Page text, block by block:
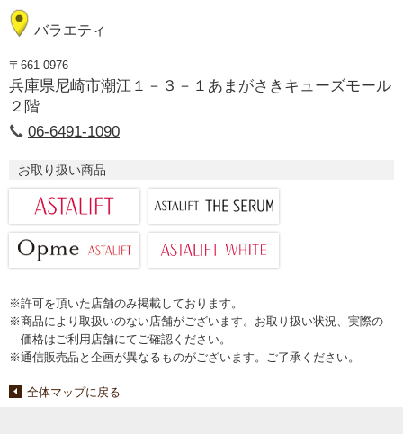
バラエティ
〒661-0976
兵庫県尼崎市潮江１－３－１あまがさきキューズモール
２階
06-6491-1090
お取り扱い商品
※許可を頂いた店舗のみ掲載しております。
※商品により取扱いのない店舗がございます。お取り扱い状況、実際の
価格はご利用店舗にてご確認ください。
※通信販売品と企画が異なるものがございます。ご了承ください。
全体マップに戻る